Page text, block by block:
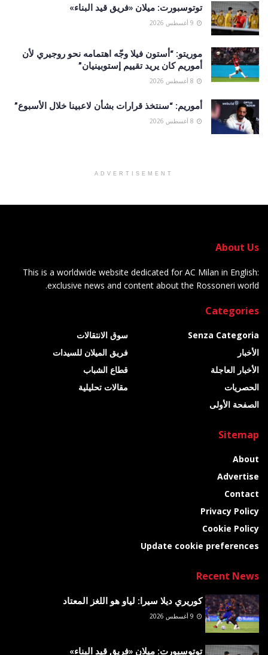
توتوسبورت: ميلان «فريق قيد البناء»
موريتو: “أستون فيلا وجّه اهتمامه نحو روجيري لأن
أموريم كان يريد تقييم إستوبينيان”
أموريم: “سنتخذ قرارات بشأن لاعبينا خلال الأسبوع”
ADVERTISEMENT
About Us
This is a worldwide website dedicated for AC Milan in English:
exclusive news and content about the Rossoneri world.
Categories
Senza Categoria
الأخبار
الأخبار العاجلة
الحصريات
الصفحة الأولى
سوق الانتقالات
فريق الميلان للسيدات
قطاع الشباب
مقالات تحليلية
Sitemap
About
Advertise
Contact
Privacy Policy
Cookie Policy
Update cookie preferences
Recent News
كوريري ديلا سيرا: لياو هو اللغز المعتاد
توتوسبورت: ميلان «فريق قيد البناء»